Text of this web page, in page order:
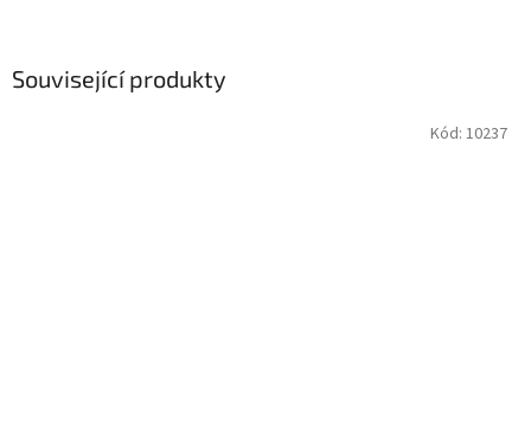
Související produkty
Kód: 10237